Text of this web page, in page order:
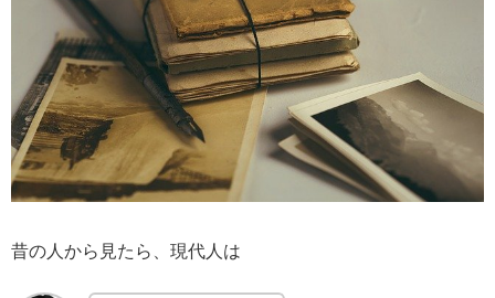
昔の人から見たら、現代人は